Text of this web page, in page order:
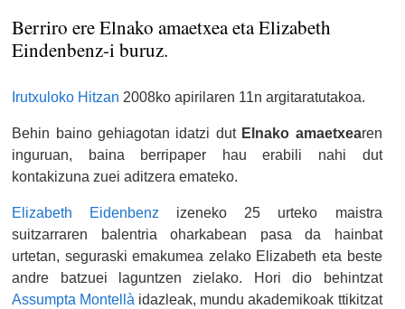
Berriro ere Elnako amaetxea eta Elizabeth
Eindenbenz-i buruz.
Irutxuloko Hitzan 2008ko apirilaren 11n argitaratutakoa.
Behin baino gehiagotan idatzi dut Elnako amaetxearen
inguruan, baina berripaper hau erabili nahi dut
kontakizuna zuei aditzera emateko.
Elizabeth Eidenbenz izeneko 25 urteko maistra
suitzarraren balentria oharkabean pasa da hainbat
urtetan, seguraski emakumea zelako Elizabeth eta beste
andre batzuei laguntzen zielako. Hori dio behintzat
Assumpta Montellà idazleak, mundu akademikoak ttikitzat